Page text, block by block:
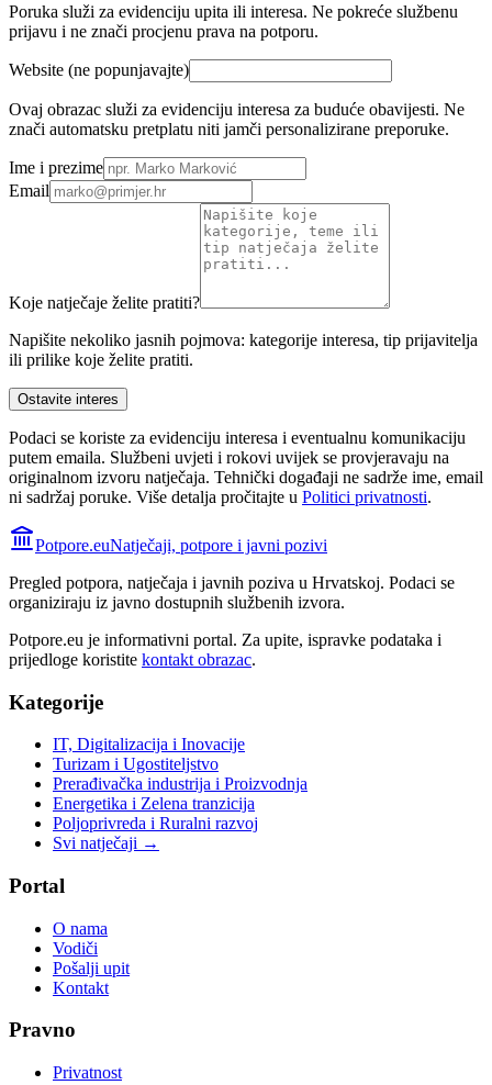
Poruka služi za evidenciju upita ili interesa. Ne pokreće službenu
prijavu i ne znači procjenu prava na potporu.
Website (ne popunjavajte)
Ovaj obrazac služi za evidenciju interesa za buduće obavijesti. Ne
znači automatsku pretplatu niti jamči personalizirane preporuke.
Ime i prezime
Email
Koje natječaje želite pratiti?
Napišite nekoliko jasnih pojmova: kategorije interesa, tip prijavitelja
ili prilike koje želite pratiti.
Ostavite interes
Podaci se koriste za evidenciju interesa i eventualnu komunikaciju
putem emaila. Službeni uvjeti i rokovi uvijek se provjeravaju na
originalnom izvoru natječaja. Tehnički događaji ne sadrže ime, email
ni sadržaj poruke. Više detalja pročitajte u Politici privatnosti.
Potpore.euNatječaji, potpore i javni pozivi
Pregled potpora, natječaja i javnih poziva u Hrvatskoj. Podaci se
organiziraju iz javno dostupnih službenih izvora.
Potpore.eu je informativni portal. Za upite, ispravke podataka i
prijedloge koristite kontakt obrazac.
Kategorije
IT, Digitalizacija i Inovacije
Turizam i Ugostiteljstvo
Prerađivačka industrija i Proizvodnja
Energetika i Zelena tranzicija
Poljoprivreda i Ruralni razvoj
Svi natječaji →
Portal
O nama
Vodiči
Pošalji upit
Kontakt
Pravno
Privatnost